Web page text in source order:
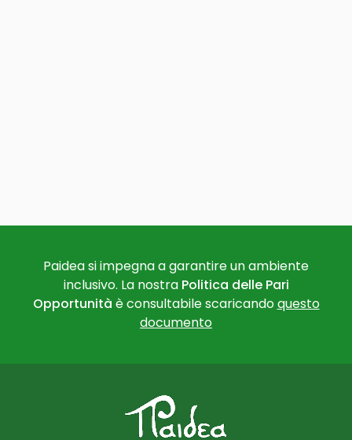
Paidea si impegna a garantire un ambiente
inclusivo. La nostra Politica delle Pari
Opportunità è consultabile scaricandoquesto
documento